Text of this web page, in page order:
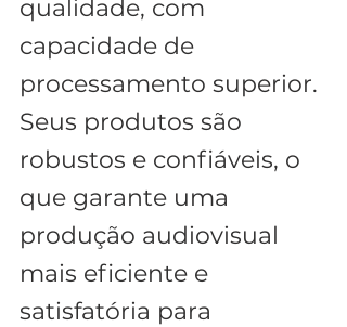
qualidade, com
capacidade de
processamento superior.
Seus produtos são
robustos e confiáveis, o
que garante uma
produção audiovisual
mais eficiente e
satisfatória para